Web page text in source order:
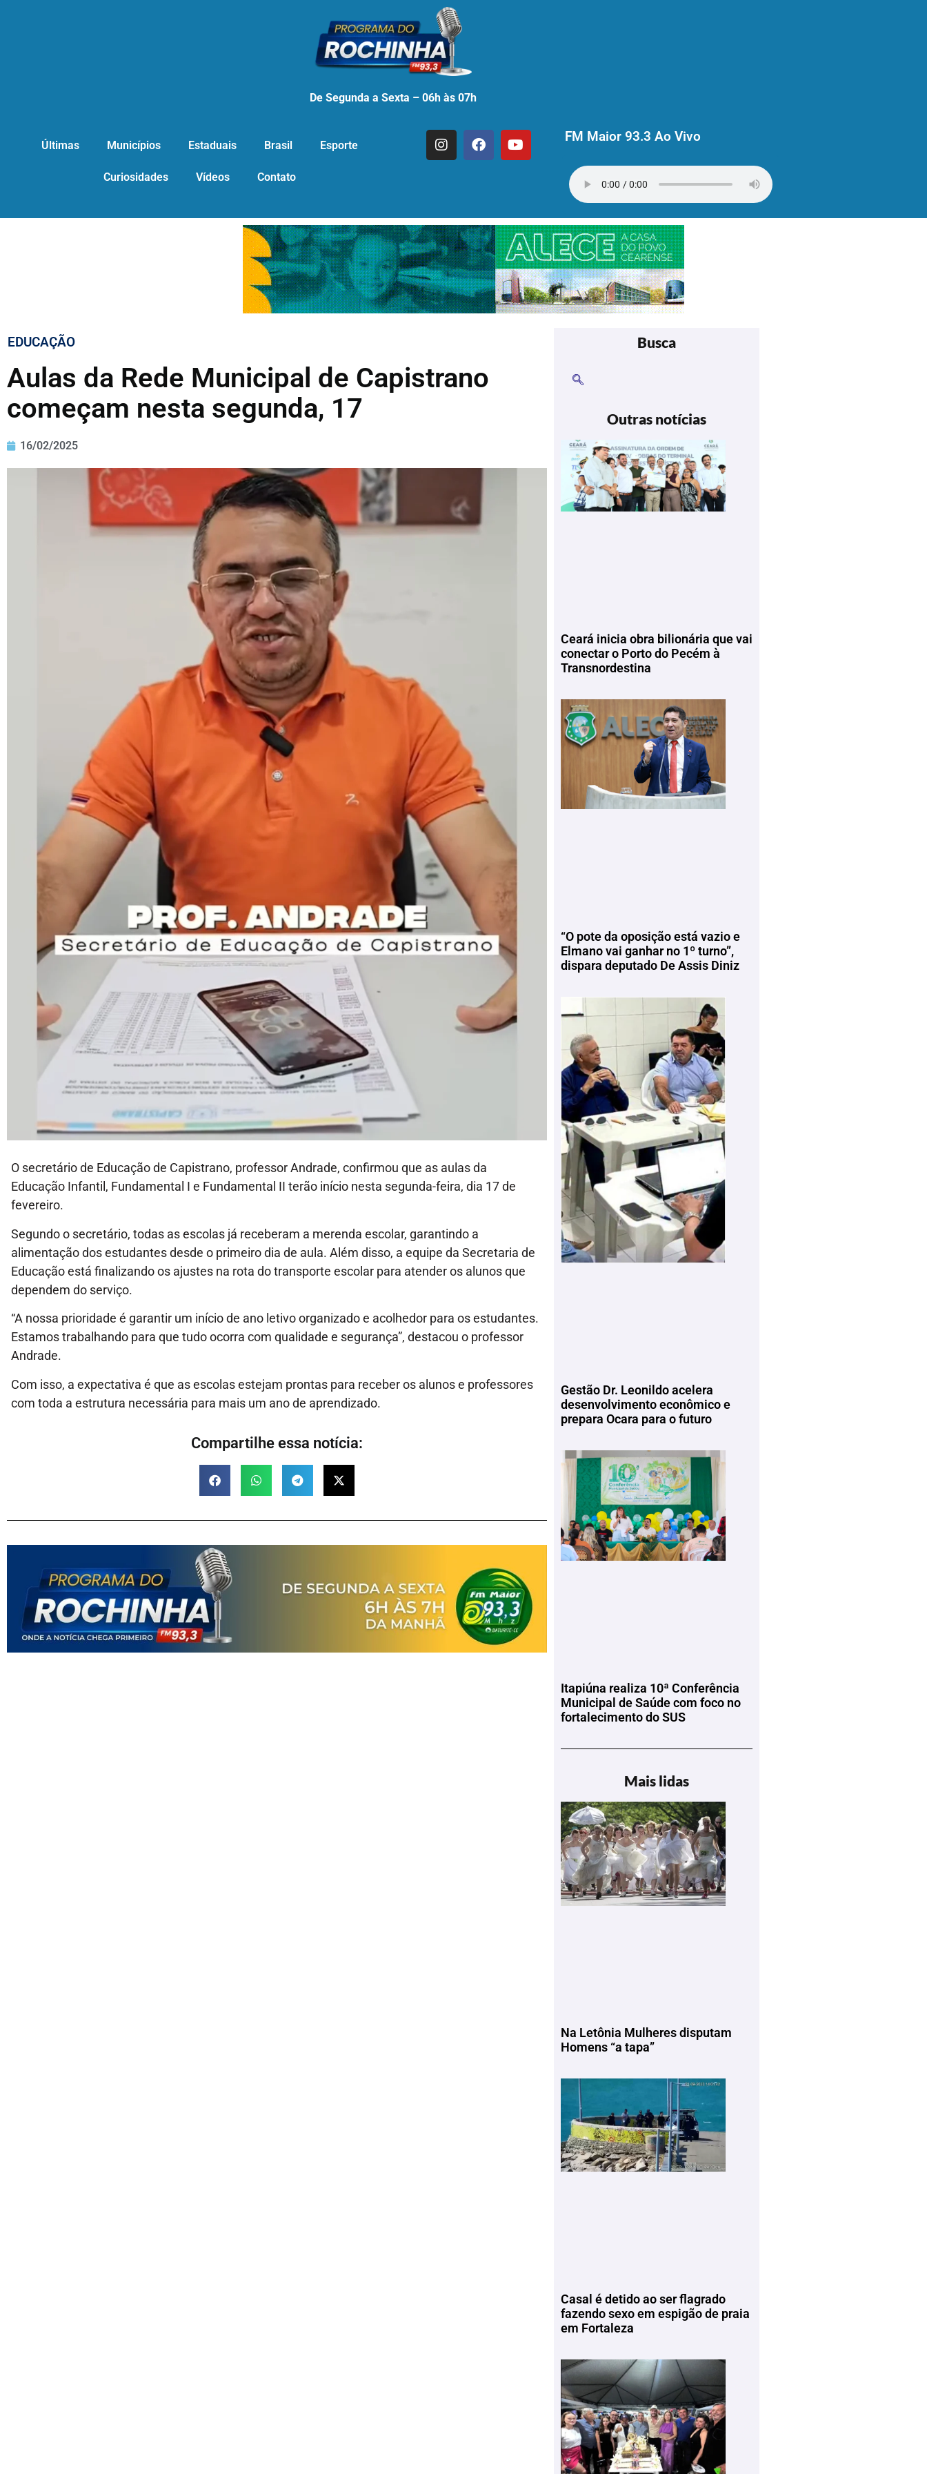
De Segunda a Sexta – 06h às 07h
Últimas Municípios Estaduais Brasil Esporte
Curiosidades Vídeos Contato
FM Maior 93.3 Ao Vivo
EDUCAÇÃO
Aulas da Rede Municipal de Capistrano
começam nesta segunda, 17
16/02/2025
O secretário de Educação de Capistrano, professor Andrade, confirmou que as aulas da
Educação Infantil, Fundamental I e Fundamental II terão início nesta segunda-feira, dia 17 de
fevereiro.
Segundo o secretário, todas as escolas já receberam a merenda escolar, garantindo a
alimentação dos estudantes desde o primeiro dia de aula. Além disso, a equipe da Secretaria de
Educação está finalizando os ajustes na rota do transporte escolar para atender os alunos que
dependem do serviço.
“A nossa prioridade é garantir um início de ano letivo organizado e acolhedor para os estudantes.
Estamos trabalhando para que tudo ocorra com qualidade e segurança”, destacou o professor
Andrade.
Com isso, a expectativa é que as escolas estejam prontas para receber os alunos e professores
com toda a estrutura necessária para mais um ano de aprendizado.
Compartilhe essa notícia:
Busca
Outras notícias
Ceará inicia obra bilionária que vai
conectar o Porto do Pecém à
Transnordestina
“O pote da oposição está vazio e
Elmano vai ganhar no 1º turno”,
dispara deputado De Assis Diniz
Gestão Dr. Leonildo acelera
desenvolvimento econômico e
prepara Ocara para o futuro
Itapiúna realiza 10ª Conferência
Municipal de Saúde com foco no
fortalecimento do SUS
Mais lidas
Na Letônia Mulheres disputam
Homens “a tapa”
Casal é detido ao ser flagrado
fazendo sexo em espigão de praia
em Fortaleza